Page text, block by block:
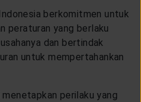
berkomitmen untuk
peraturan yang berlaku
dan bertindak
untuk mempertahankan
perilaku yang